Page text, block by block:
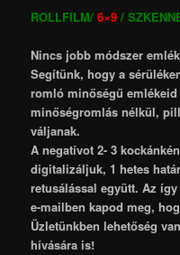
ROLLFILM/6×9 /
Nincs jobb módszer
Segítünk, hogy a
romló minőségű
minőségromlás nélkül,
váljanak.
A negatívot 2- 3
digitalizáljuk, 1 hetes
retusálással együtt. Az
e-mailben kapod meg,
Üzletünkben lehetőség
hívására is!